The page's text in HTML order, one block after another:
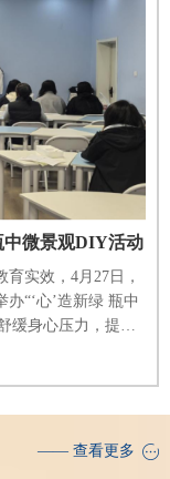
中微景观DIY活动
实效，4月27日，
“‘心’造新绿 瓶中
缓身心压力，提升
—— 查看更多